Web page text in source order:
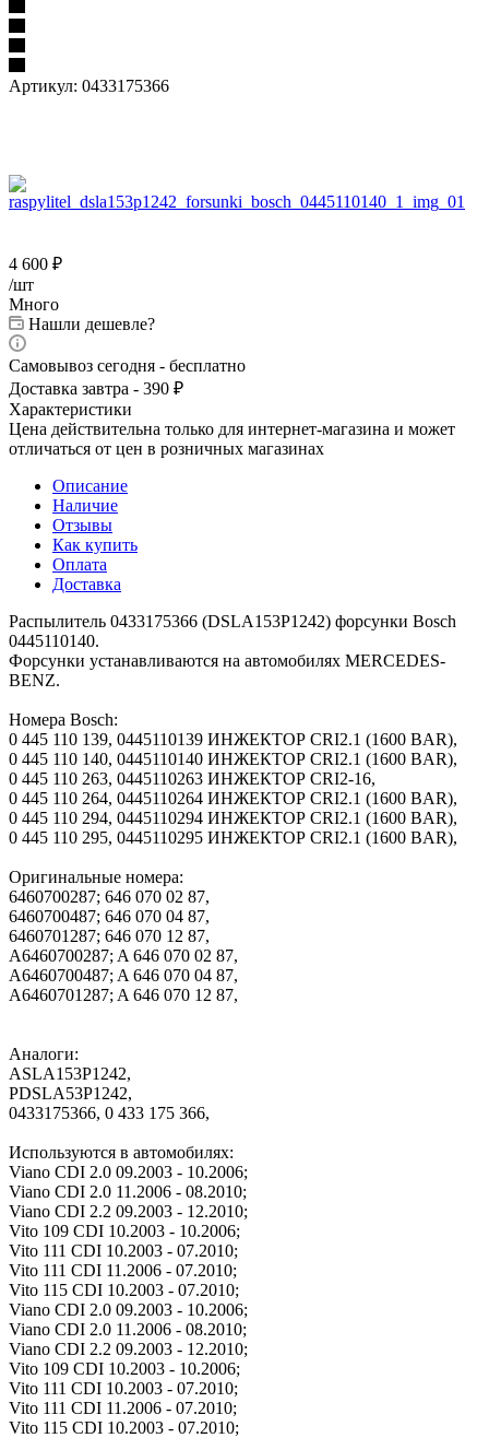
Артикул: 0433175366
4 600 ₽
/шт
Много
Нашли дешевле?
Самовывоз сегодня - бесплатно
Доставка завтра - 390 ₽
Характеристики
Цена действительна только для интернет-магазина и может
отличаться от цен в розничных магазинах
Описание
Наличие
Отзывы
Как купить
Оплата
Доставка
Распылитель 0433175366 (DSLA153P1242) форсунки Bosch
0445110140.
Форсунки устанавливаются на автомобилях MERCEDES-
BENZ.
Номера Bosch:
0 445 110 139, 0445110139 ИНЖЕКТОР CRI2.1 (1600 BAR),
0 445 110 140, 0445110140 ИНЖЕКТОР CRI2.1 (1600 BAR),
0 445 110 263, 0445110263 ИНЖЕКТОР CRI2-16,
0 445 110 264, 0445110264 ИНЖЕКТОР CRI2.1 (1600 BAR),
0 445 110 294, 0445110294 ИНЖЕКТОР CRI2.1 (1600 BAR),
0 445 110 295, 0445110295 ИНЖЕКТОР CRI2.1 (1600 BAR),
Оригинальные номера:
6460700287; 646 070 02 87,
6460700487; 646 070 04 87,
6460701287; 646 070 12 87,
A6460700287; A 646 070 02 87,
A6460700487; A 646 070 04 87,
A6460701287; A 646 070 12 87,
Аналоги:
ASLA153P1242,
PDSLA53P1242,
0433175366, 0 433 175 366,
Используются в автомобилях:
Viano CDI 2.0 09.2003 - 10.2006;
Viano CDI 2.0 11.2006 - 08.2010;
Viano CDI 2.2 09.2003 - 12.2010;
Vito 109 CDI 10.2003 - 10.2006;
Vito 111 CDI 10.2003 - 07.2010;
Vito 111 CDI 11.2006 - 07.2010;
Vito 115 CDI 10.2003 - 07.2010;
Viano CDI 2.0 09.2003 - 10.2006;
Viano CDI 2.0 11.2006 - 08.2010;
Viano CDI 2.2 09.2003 - 12.2010;
Vito 109 CDI 10.2003 - 10.2006;
Vito 111 CDI 10.2003 - 07.2010;
Vito 111 CDI 11.2006 - 07.2010;
Vito 115 CDI 10.2003 - 07.2010;